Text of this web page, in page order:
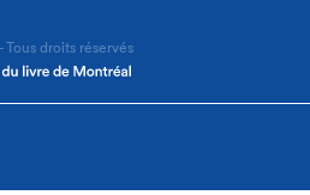
Tous droits réservés